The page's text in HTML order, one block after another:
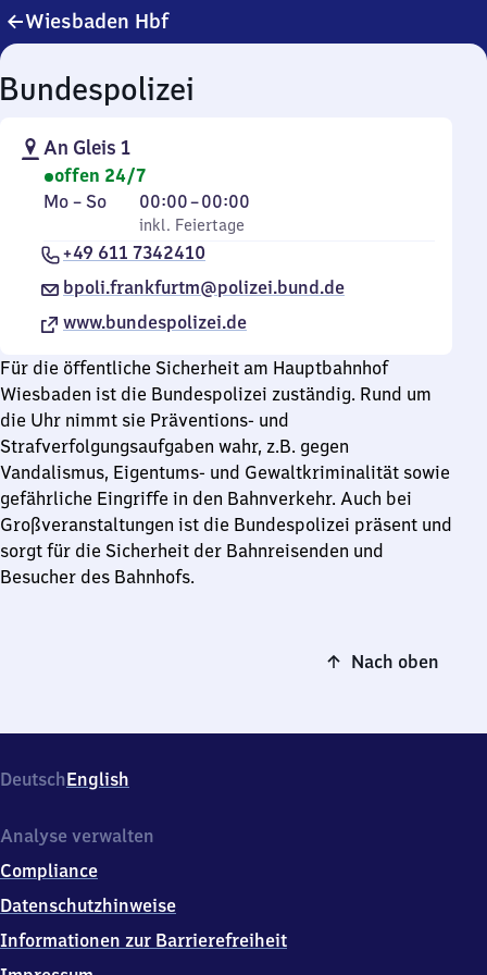
Wiesbaden Hbf
An Gleis 1
offen 24/7
Montag
Sonntag
Mo – So,
inkl. Feiertage
00:00–00:00
Von
0
Uhr
bis
Uhr
inkl. Feiertage
+49 611 7342410
bpoli.frankfurtm@polizei.bund.de
www.bundespolizei.de
Für die öffentliche Sicherheit am Hauptbahnhof
Wiesbaden ist die Bundespolizei zuständig. Rund um
die Uhr nimmt sie Präventions- und
Strafverfolgungsaufgaben wahr, z.B. gegen
Vandalismus, Eigentums- und Gewaltkriminalität sowie
gefährliche Eingriffe in den Bahnverkehr. Auch bei
Großveranstaltungen ist die Bundespolizei präsent und
sorgt für die Sicherheit der Bahnreisenden und
Besucher des Bahnhofs.
Nach oben
DeutschEnglish
Analyse verwalten
Compliance
Datenschutzhinweise
Informationen zur Barrierefreiheit